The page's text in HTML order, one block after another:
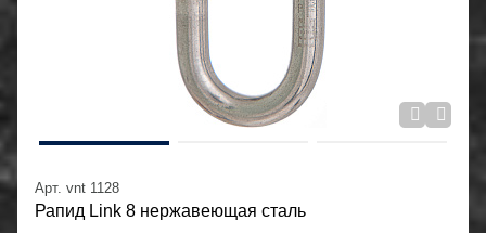
Арт. vnt 1128
Рапид Link 8 нержавеющая сталь